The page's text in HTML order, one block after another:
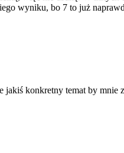
wyniku, bo 7 to już
jakiś konkretny temat by mnie